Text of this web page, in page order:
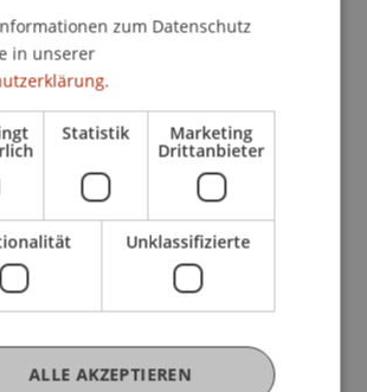
geben Ihnen unsere
gerne detaillierte
über unsere
und stehen persönlich
zur Verfügung.
Ihnen Ihre
zu den Themen
zum Datenschutz
in unserer
Statistik Marketing
Drittanbieter
Unklassifizierte
ALLE AKZEPTIEREN